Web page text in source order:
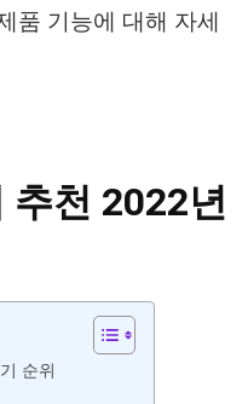
품 기능에 대해 자세
추천 2022년
순위